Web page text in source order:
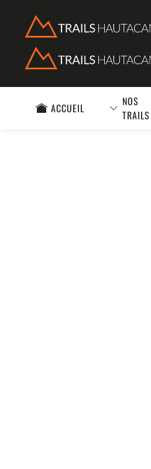
Accéder au contenu principal
ACCUEIL
NOS
TRAILS